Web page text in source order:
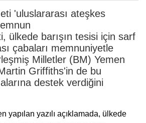
ülkede barışın tesisi için sarf
çabaları memnuniyetle
Milletler (BM) Yemen
Griffiths'in de bu
destek verdiğini
yapılan yazılı açıklamada, ülkede